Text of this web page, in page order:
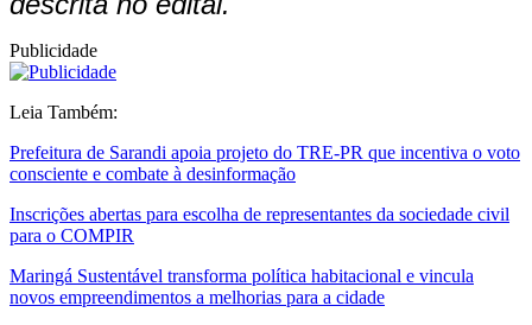
Publicidade
Leia Também:
Prefeitura de Sarandi apoia projeto do TRE-PR que incentiva o voto
consciente e combate à desinformação
Inscrições abertas para escolha de representantes da sociedade civil
para o COMPIR
Maringá Sustentável transforma política habitacional e vincula
novos empreendimentos a melhorias para a cidade